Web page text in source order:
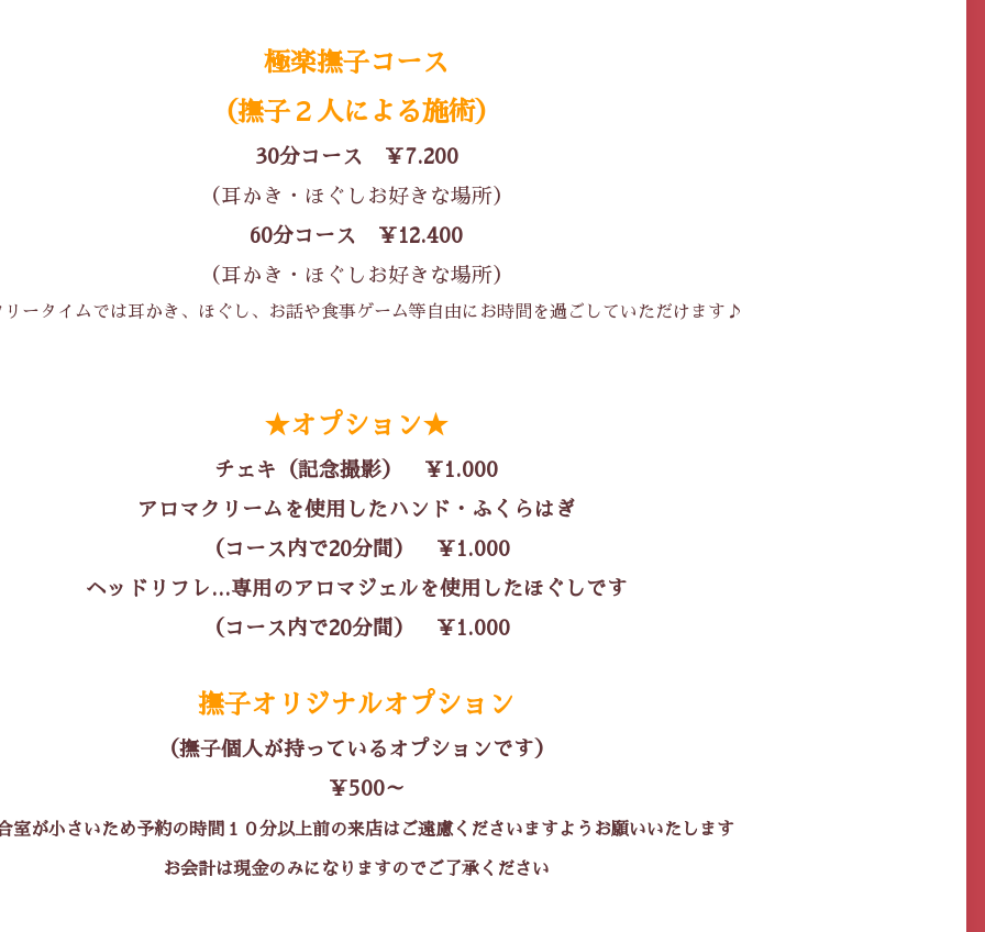
極楽撫子コース
（撫子２人による施術）
30分コース
￥7.200
（耳かき・ほぐしお好きな場所）
60分コース
￥12.400
（耳かき・ほぐしお好きな場所）
ータイムでは耳かき、ほぐし、お話や食事ゲーム等自由にお時間を過ごしていただけます♪
★オプション★
チェキ（記念撮影） ￥1.000
アロマクリームを使用したハンド・ふくらはぎ
（コース内で20分間） ￥1.000
ヘッドリフレ…専用のアロマジェルを使用したほぐしです
（コース内で20分間） ￥1.000
撫子オリジナルオプション
（撫子個人が持っているオプションです）
￥500～
室が小さいため予約の時間１０分以上前の来店はご遠慮くださいますようお願いいたします
お会計は現金のみになりますのでご了承ください